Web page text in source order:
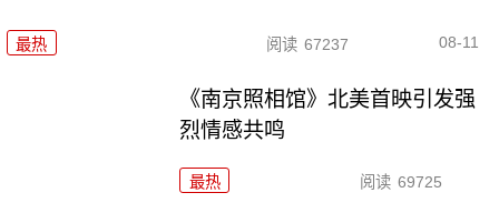
最热 阅读 67237 08-11
《南京照相馆》北美首映引发强
烈情感共鸣
最热 阅读 69725